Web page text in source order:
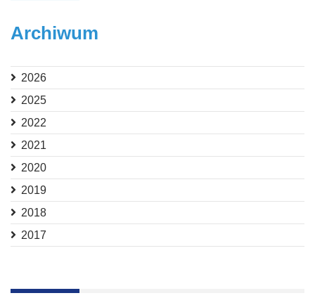
Archiwum
2026
2025
2022
2021
2020
2019
2018
2017